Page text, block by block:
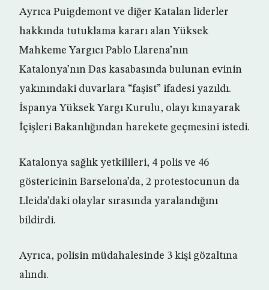
Ayrıca Puigdemont ve diğer Katalan liderler
hakkında tutuklama kararı alan Yüksek
Mahkeme Yargıcı Pablo Llarena’nın
Katalonya’nın Das kasabasında bulunan evinin
yakınındaki duvarlara “faşist” ifadesi yazıldı.
İspanya Yüksek Yargı Kurulu, olayı kınayarak
İçişleri Bakanlığından harekete geçmesini istedi.
Katalonya sağlık yetkilileri, 4 polis ve 46
göstericinin Barselona’da, 2 protestocunun da
Lleida’daki olaylar sırasında yaralandığını
bildirdi.
Ayrıca, polisin müdahalesinde 3 kişi gözaltına
alındı.